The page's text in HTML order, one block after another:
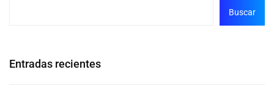
Buscar
Entradas recientes